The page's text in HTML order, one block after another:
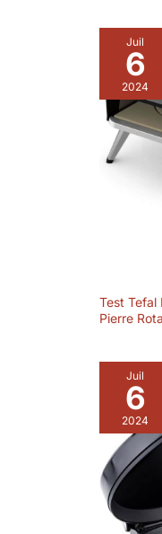
Juil
6
2024
Test Tefal
Pierre
Juil
6
2024